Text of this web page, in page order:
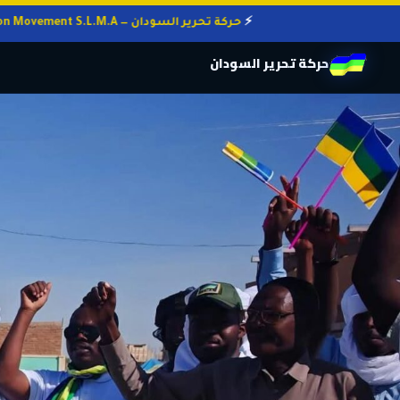
حركة تحرير السودان — Sudan Liberation Movement S.L.M.A
حركة تحرير السودان